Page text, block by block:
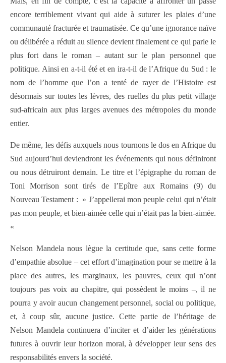
encore terriblement vivant qui aide à suturer les plaies d’une
communauté fracturée et traumatisée. Ce qu’une ignorance naïve
ou délibérée a réduit au silence devient finalement ce qui parle le
plus fort dans le roman – autant sur le plan personnel que
politique. Ainsi en a-t-il été et en ira-t-il de l’Afrique du Sud : le
nom de l’homme que l’on a tenté de rayer de l’Histoire est
désormais sur toutes les lèvres, des ruelles du plus petit village
sud-africain aux plus larges avenues des métropoles du monde
entier.
De même, les défis auxquels nous tournons le dos en Afrique du
Sud aujourd’hui deviendront les événements qui nous définiront
ou nous détruiront demain. Le titre et l’épigraphe du roman de
Toni Morrison sont tirés de l’Epître aux Romains (9) du
Nouveau Testament : » J’appellerai mon peuple celui qui n’était
pas mon peuple, et bien-aimée celle qui n’était pas la bien-aimée.
«
Nelson Mandela nous lègue la certitude que, sans cette forme
d’empathie absolue – cet effort d’imagination pour se mettre à la
place des autres, les marginaux, les pauvres, ceux qui n’ont
toujours pas voix au chapitre, qui possèdent le moins –, il ne
pourra y avoir aucun changement personnel, social ou politique,
et, à coup sûr, aucune justice. Cette partie de l’héritage de
Nelson Mandela continuera d’inciter et d’aider les générations
futures à ouvrir leur horizon moral, à développer leur sens des
responsabilités envers la société.